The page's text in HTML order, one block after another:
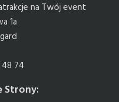
na Twój event
1a
74
Strony: